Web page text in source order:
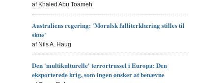
af Khaled Abu Toameh
Australiens regering: 'Moralsk falliterklæring stilles til
skue'
af Nils A. Haug
Den 'multikulturelle' terrortrussel i Europa: Den
eksporterede krig, som ingen ønsker at benævne